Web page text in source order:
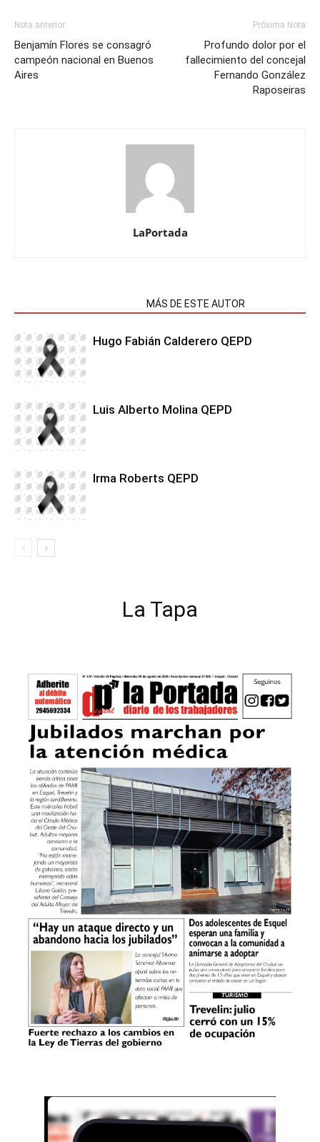
Nota anterior
Benjamín Flores se consagró
campeón nacional en Buenos
Aires
Próxima Nota
Profundo dolor por el
fallecimiento del concejal
Fernando González
Raposeiras
LaPortada
MÁS DE ESTE AUTOR
Hugo Fabián Calderero QEPD
Luis Alberto Molina QEPD
Irma Roberts QEPD
La Tapa